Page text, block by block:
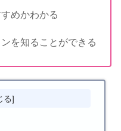
めかわかる
を知ることができる